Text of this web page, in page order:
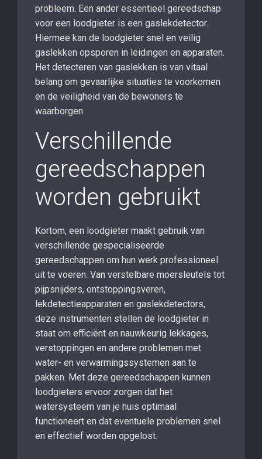
probleem. Een ander essentieel gereedschap
voor een loodgieter is een gaslekdetector.
Hiermee kan de loodgieter snel en veilig
gaslekken opsporen in leidingen en apparaten.
Het detecteren van gaslekken is van vitaal
belang om gevaarlijke situaties te voorkomen
en de veiligheid van de bewoners te
waarborgen.
Verschillende
gereedschappen
worden gebruikt
Kortom, een loodgieter maakt gebruik van
verschillende gespecialiseerde
gereedschappen om hun werk professioneel
uit te voeren. Van verstelbare moersleutels tot
pijpsnijders, ontstoppingsveren,
lekdetectieapparaten en gaslekdetectors,
deze instrumenten stellen de loodgieter in
staat om efficiënt en nauwkeurig lekkages,
verstoppingen en andere problemen met
water- en verwarmingssystemen aan te
pakken. Met deze gereedschappen kunnen
loodgieters ervoor zorgen dat het
watersysteem van je huis optimaal
functioneert en dat eventuele problemen snel
en effectief worden opgelost.